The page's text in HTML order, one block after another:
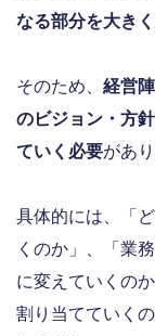
なる部分を大き
そのため、 経営
のビジョン・方
ていく必要があ
具体的には、「
くのか」、「業
に変えていくの
割り当てていく